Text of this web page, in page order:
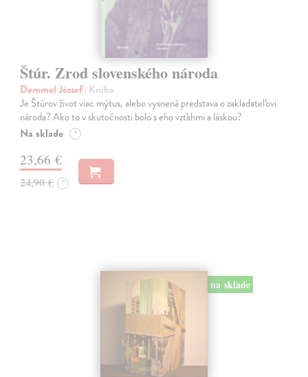
Štúr. Zrod slovenského národa
Demmel József| Kniha
Je Štúrov život viac mýtus, alebo vysnená predstava o zakladateľovi
národa? Ako to v skutočnosti bolo s eho vzťahmi a láskou?
Na sklade ?
23,66 €
24,90 € ?
na sklade